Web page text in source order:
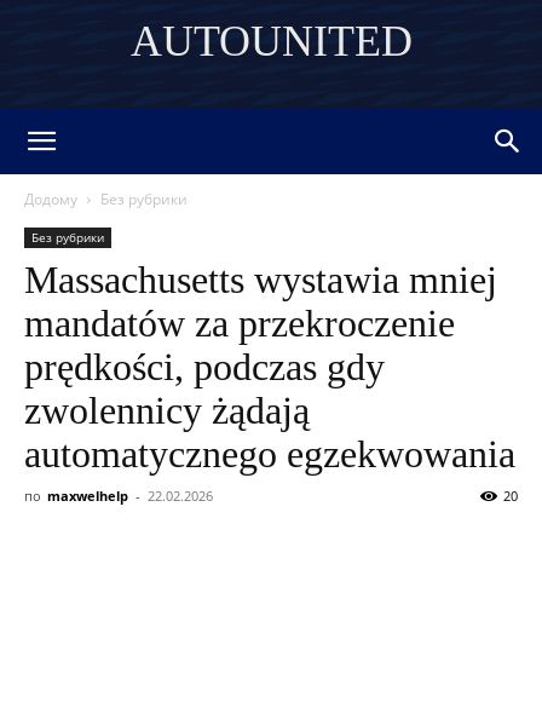
AUTOUNITED
Додому Без рубрики
Без рубрики
Massachusetts wystawia mniej
mandatów za przekroczenie
prędkości, podczas gdy
zwolennicy żądają
automatycznego egzekwowania
по maxwelhelp - 22.02.2026 20